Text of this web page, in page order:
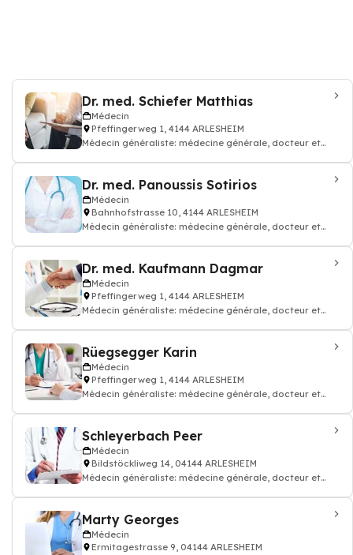
Dr. med. Schiefer Matthias
Médecin
Pfeffingerweg 1, 4144 ARLESHEIM
Médecin généraliste: médecine générale, docteur et
Dr. med. Panoussis Sotirios
Médecin
Bahnhofstrasse 10, 4144 ARLESHEIM
Médecin généraliste: médecine générale, docteur et
Dr. med. Kaufmann Dagmar
Médecin
Pfeffingerweg 1, 4144 ARLESHEIM
Médecin généraliste: médecine générale, docteur et
Rüegsegger Karin
Médecin
Pfeffingerweg 1, 4144 ARLESHEIM
Médecin généraliste: médecine générale, docteur et
Schleyerbach Peer
Médecin
Bildstöckliweg 14, 04144 ARLESHEIM
Médecin généraliste: médecine générale, docteur et
Marty Georges
Médecin
Ermitagestrasse 9, 04144 ARLESHEIM